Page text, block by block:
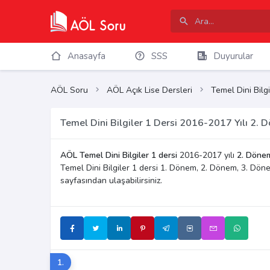
Anasayfa SSS Duyurular
AÖL Soru AÖL Açık Lise Dersleri Temel Dini
Temel Dini Bilgiler 1 Dersi 2016-2017 Yılı 2.
AÖL Temel Dini Bilgiler 1 dersi 2016-2017 yılı 2.
Temel Dini Bilgiler 1 dersi 1. Dönem, 2. Dönem, 3.
sayfasından ulaşabilirsiniz.
1.